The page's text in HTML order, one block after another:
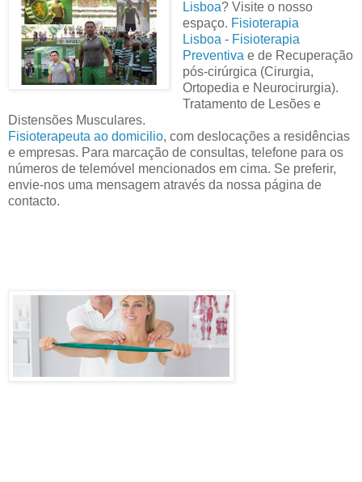
Lisboa? Visite o nosso
espaço. Fisioterapia
Lisboa - Fisioterapia
Preventiva e de Recuperação
pós-cirúrgica (Cirurgia,
Ortopedia e Neurocirurgia).
Tratamento de Lesões e
Distensões Musculares.
Fisioterapeuta ao domicilio, com deslocações a residências
e empresas. Para marcação de consultas, telefone para os
números de telemóvel mencionados em cima. Se preferir,
envie-nos uma mensagem através da nossa página de
contacto.